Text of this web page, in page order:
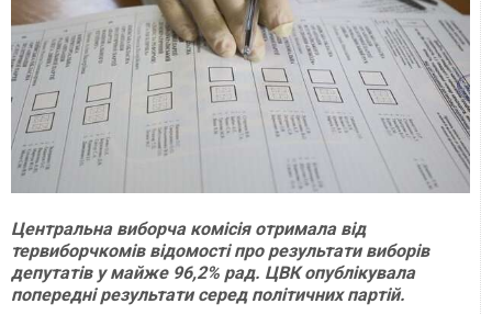
Центральна виборча комісія отримала від
тервиборчкомів відомості про результати виборів
депутатів у майже 96,2% рад. ЦВК опублікувала
попередні результати серед політичних партій.